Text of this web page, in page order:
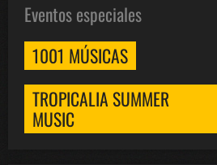
Eventos especiales
1001 MÚSICAS
TROPICALIA SUMMER
MUSIC